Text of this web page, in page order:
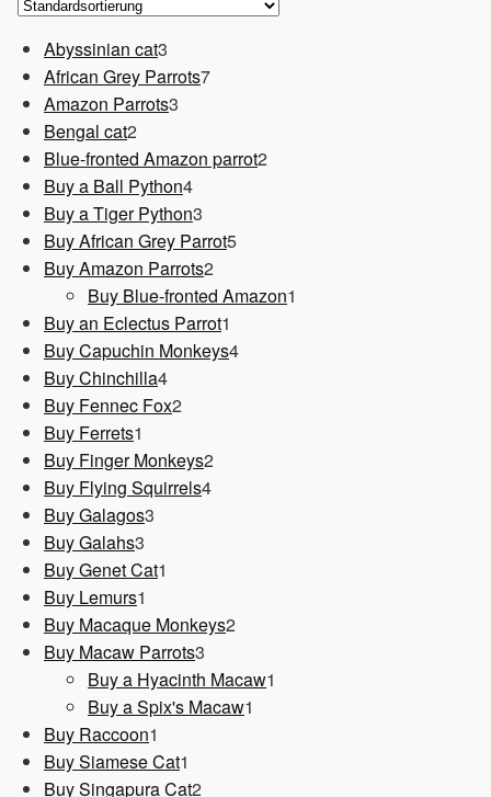
Abyssinian cat3
Produkte
African Grey Parrots77
Amazon Parrots3
Bengal cat22
Produkte
Blue-fronted Amazon parrot22
Buy a Ball Python44
Produkte
Buy a Tiger Python3
Produkte
Buy African Grey Parrot55
Buy Amazon Parrots22
Produkte
Buy Blue-fronted Amazon1
Buy an Eclectus Parrot1
Produkt
Buy Capuchin Monkeys44
Buy Chinchilla44
Produkte
Buy Fennec Fox22
Buy Ferrets1
Produkt
Buy Finger Monkeys22
Buy Flying Squirrels44
Buy Galagos3
Buy Galahs3
Produkte
Buy Genet Cat1
Buy Lemurs1
Produkt
Buy Macaque Monkeys22
Buy Macaw Parrots3
Produkte
Buy a Hyacinth Macaw1
Buy a Spix's Macaw1
Buy Raccoon1
Produkt
Buy Siamese Cat1
Produkt
Buy Singapura Cat22